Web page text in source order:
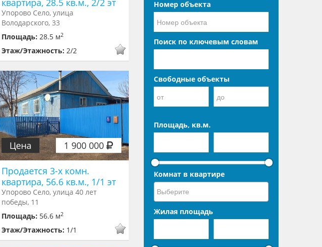
квартира, 28.5 кв.м., 2/2 эт
Упорово Село, улица
Володарского, 33
Площадь: 28.5 м2
Этаж/Этажность: 2/2
1 900 000
Цена
Продается 3-х комн.
квартира, 56.6 кв.м., 1/1 эт
Упорово Село, улица 40 лет
победы, 11
Площадь: 56.6 м2
Этаж/Этажность: 1/1
Номер объекта
Поиск по ключевым словам
Свободные объекты
Площадь, кв.м.
Комнат в квартире
Жилая площадь